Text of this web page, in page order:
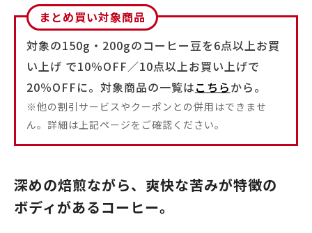
まとめ買い対象商品
対象の150g・200gのコーヒー豆を6点以上お買
い上げ で10％OFF／10点以上お買い上げで
20％OFFに。対象商品の一覧はこちらから。
※他の割引サービスやクーポンとの併用はできませ
ん。詳細は上記ページをご確認ください。
深めの焙煎ながら、爽快な苦みが特徴の
ボディがあるコーヒー。